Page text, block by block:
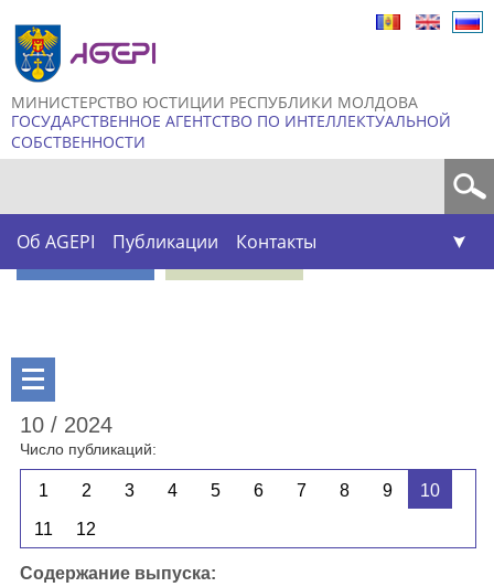
МИНИСТЕРСТВО ЮСТИЦИИ РЕСПУБЛИКИ МОЛДОВА
ГОСУДАРСТВЕННОЕ АГЕНТСТВО ПО ИНТЕЛЛЕКТУАЛЬНОЙ
СОБСТВЕННОСТИ
Об AGEPI Публикации Контакты
10 / 2024
Число публикаций:
1 2 3 4 5 6 7 8 9 10
11 12
Содержание выпуска: